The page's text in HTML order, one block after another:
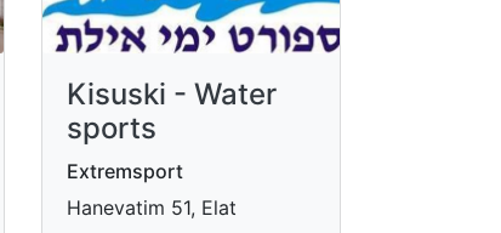
Kisuski - Water
sports
Extremsport
Hanevatim 51, Elat